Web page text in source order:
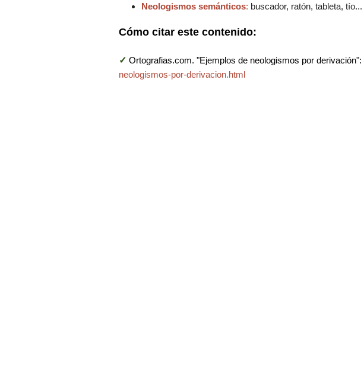
Neologismos semánticos: buscador, ratón, tableta, tío...
Cómo citar este contenido:
✓ Ortografias.com. "Ejemplos de neologismos por derivación":
neologismos-por-derivacion.html